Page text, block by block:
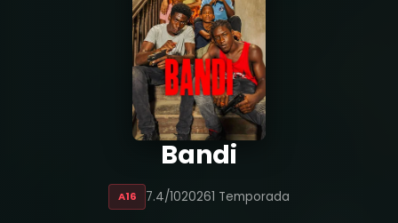
Bandi
A16 7.4/1020261 Temporada